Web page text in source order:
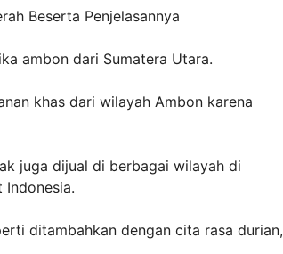
ambon dari Sumatera Utara.
khas dari wilayah Ambon karena
juga dijual di berbagai wilayah di
Indonesia.
ditambahkan dengan cita rasa durian,